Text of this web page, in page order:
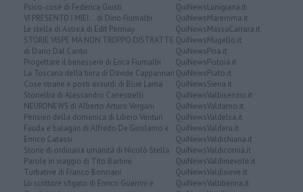
Psico-cose di Federica Giusti
VI PRESENTO I MIEI... di Dino Fiumalbi
Le stelle di Astrea di Edit Permay
STORIE VISPE MA NON TROPPO DISTRATTE
di Dario Dal Canto
Progettare il benessere di Erica Fiumalbi
La Toscana della birra di Davide Cappannari
Cose strane e posti assurdi di Blue Lama
Storielba di Alessandro Canestrelli
NEURONEWS di Alberto Arturo Vergani
Pensieri della domenica di Libero Venturi
Fauda e balagan di Alfredo De Girolamo e
Enrico Catassi
Storie di ordinaria umanità di Nicolò Stella
Parole in viaggio di Tito Barbini
Turbative di Franco Bonciani
Lo scrittore sfigato di Enrico Guerrini e
QuiNewsLunigiana.it
QuiNewsMaremma.it
QuiNewsMassaCarrara.it
QuiNewsMugello.it
QuiNewsPisa.it
QuiNewsPistoia.it
QuiNewsPrato.it
QuiNewsSiena.it
QuiNewsValbisenzio.it
QuiNewsValdarno.it
QuiNewsValdelsa.it
QuiNewsValdera.it
QuiNewsValdichiana.it
QuiNewsValdicornia.it
QuiNewsValdinievole.it
QuiNewsValdisieve.it
QuiNewsValtiberina.it